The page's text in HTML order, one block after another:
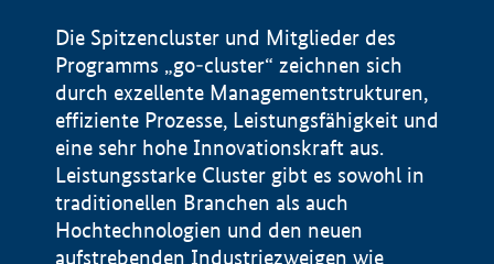
Die Spitzencluster und Mitglieder des
Programms „go-cluster“ zeichnen sich
durch exzellente Managementstrukturen,
effiziente Prozesse, Leistungsfähigkeit und
eine sehr hohe Innovationskraft aus.
Leistungsstarke Cluster gibt es sowohl in
traditionellen Branchen als auch
Hochtechnologien und den neuen
aufstrebenden Industriezweigen wie